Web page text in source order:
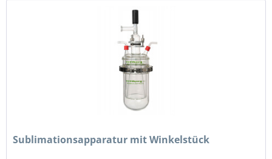
Sublimationsapparatur mit Winkelstück